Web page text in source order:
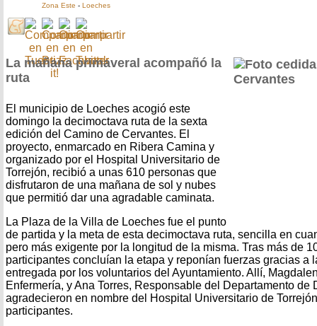
Zona Este - Loeches
La mañana primaveral acompañó la
ruta
El municipio de Loeches acogió este
domingo la decimoctava ruta de la sexta
edición del Camino de Cervantes. El
proyecto, enmarcado en Ribera Camina y
organizado por el Hospital Universitario de
Torrejón, recibió a unas 610 personas que
disfrutaron de una mañana de sol y nubes
que permitió dar una agradable caminata.
La Plaza de la Villa de Loeches fue el punto
de partida y la meta de esta decimoctava ruta, sencilla en
pero más exigente por la longitud de la misma. Tras más de
participantes concluían la etapa y reponían fuerzas gracias a
entregada por los voluntarios del Ayuntamiento. Allí,
Enfermería, y Ana Torres, Responsable del Departamento de
agradecieron en nombre del Hospital Universitario de
participantes.